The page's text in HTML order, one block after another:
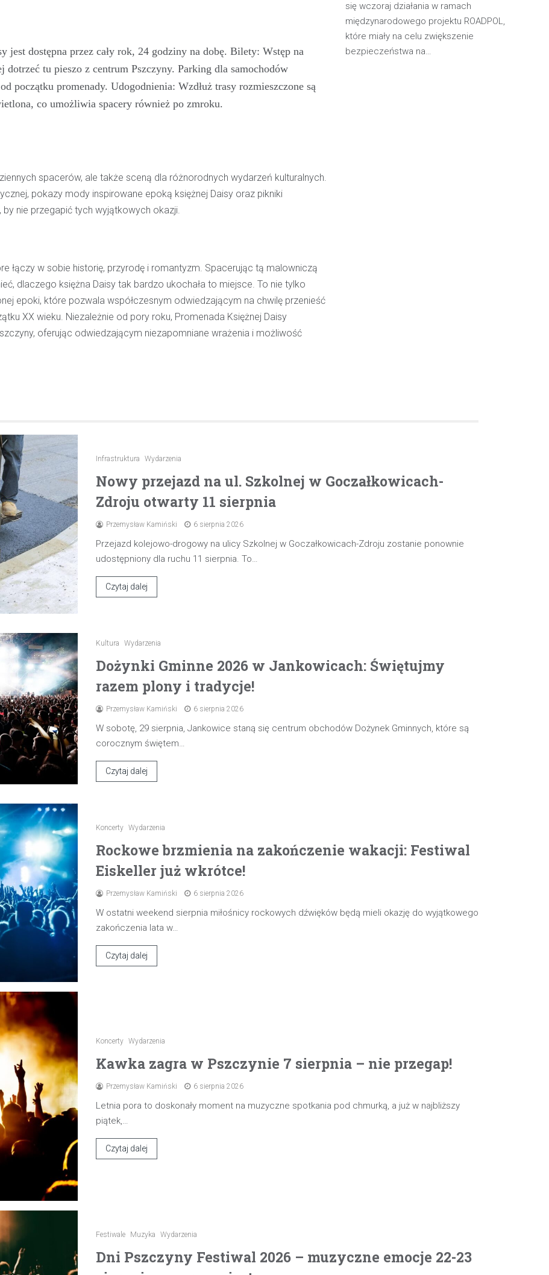
jest dostępna przez cały rok, 24 godziny na dobę. Bilety: Wstęp na
dotrzeć tu pieszo z centrum Pszczyny. Parking dla samochodów
początku promenady. Udogodnienia: Wzdłuż trasy rozmieszczone są
co umożliwia spacery również po zmroku.
spacerów, ale także sceną dla różnorodnych wydarzeń kulturalnych.
pokazy mody inspirowane epoką księżnej Daisy oraz pikniki
nie przegapić tych wyjątkowych okazji.
łączy w sobie historię, przyrodę i romantyzm. Spacerując tą malowniczą
dlaczego księżna Daisy tak bardzo ukochała to miejsce. To nie tylko
epoki, które pozwala współczesnym odwiedzającym na chwilę przenieść
XX wieku. Niezależnie od pory roku, Promenada Księżnej Daisy
oferując odwiedzającym niezapomniane wrażenia i możliwość
się wczoraj działania w ramach
międzynarodowego projektu ROADPOL,
które miały na celu zwiększenie
bezpieczeństwa na…
Infrastruktura Wydarzenia
Nowy przejazd na ul. Szkolnej w Goczałkowicach-
Zdroju otwarty 11 sierpnia
Przemysław Kamiński 6 sierpnia 2026
Przejazd kolejowo-drogowy na ulicy Szkolnej w Goczałkowicach-Zdroju zostanie ponownie
udostępniony dla ruchu 11 sierpnia. To…
Czytaj dalej
Kultura Wydarzenia
Dożynki Gminne 2026 w Jankowicach: Świętujmy
razem plony i tradycje!
Przemysław Kamiński 6 sierpnia 2026
W sobotę, 29 sierpnia, Jankowice staną się centrum obchodów Dożynek Gminnych, które są
corocznym świętem…
Czytaj dalej
Koncerty Wydarzenia
Rockowe brzmienia na zakończenie wakacji: Festiwal
Eiskeller już wkrótce!
Przemysław Kamiński 6 sierpnia 2026
W ostatni weekend sierpnia miłośnicy rockowych dźwięków będą mieli okazję do wyjątkowego
zakończenia lata w…
Czytaj dalej
Koncerty Wydarzenia
Kawka zagra w Pszczynie 7 sierpnia – nie przegap!
Przemysław Kamiński 6 sierpnia 2026
Letnia pora to doskonały moment na muzyczne spotkania pod chmurką, a już w najbliższy
piątek,…
Czytaj dalej
Festiwale Muzyka Wydarzenia
Dni Pszczyny Festiwal 2026 – muzyczne emocje 22-23